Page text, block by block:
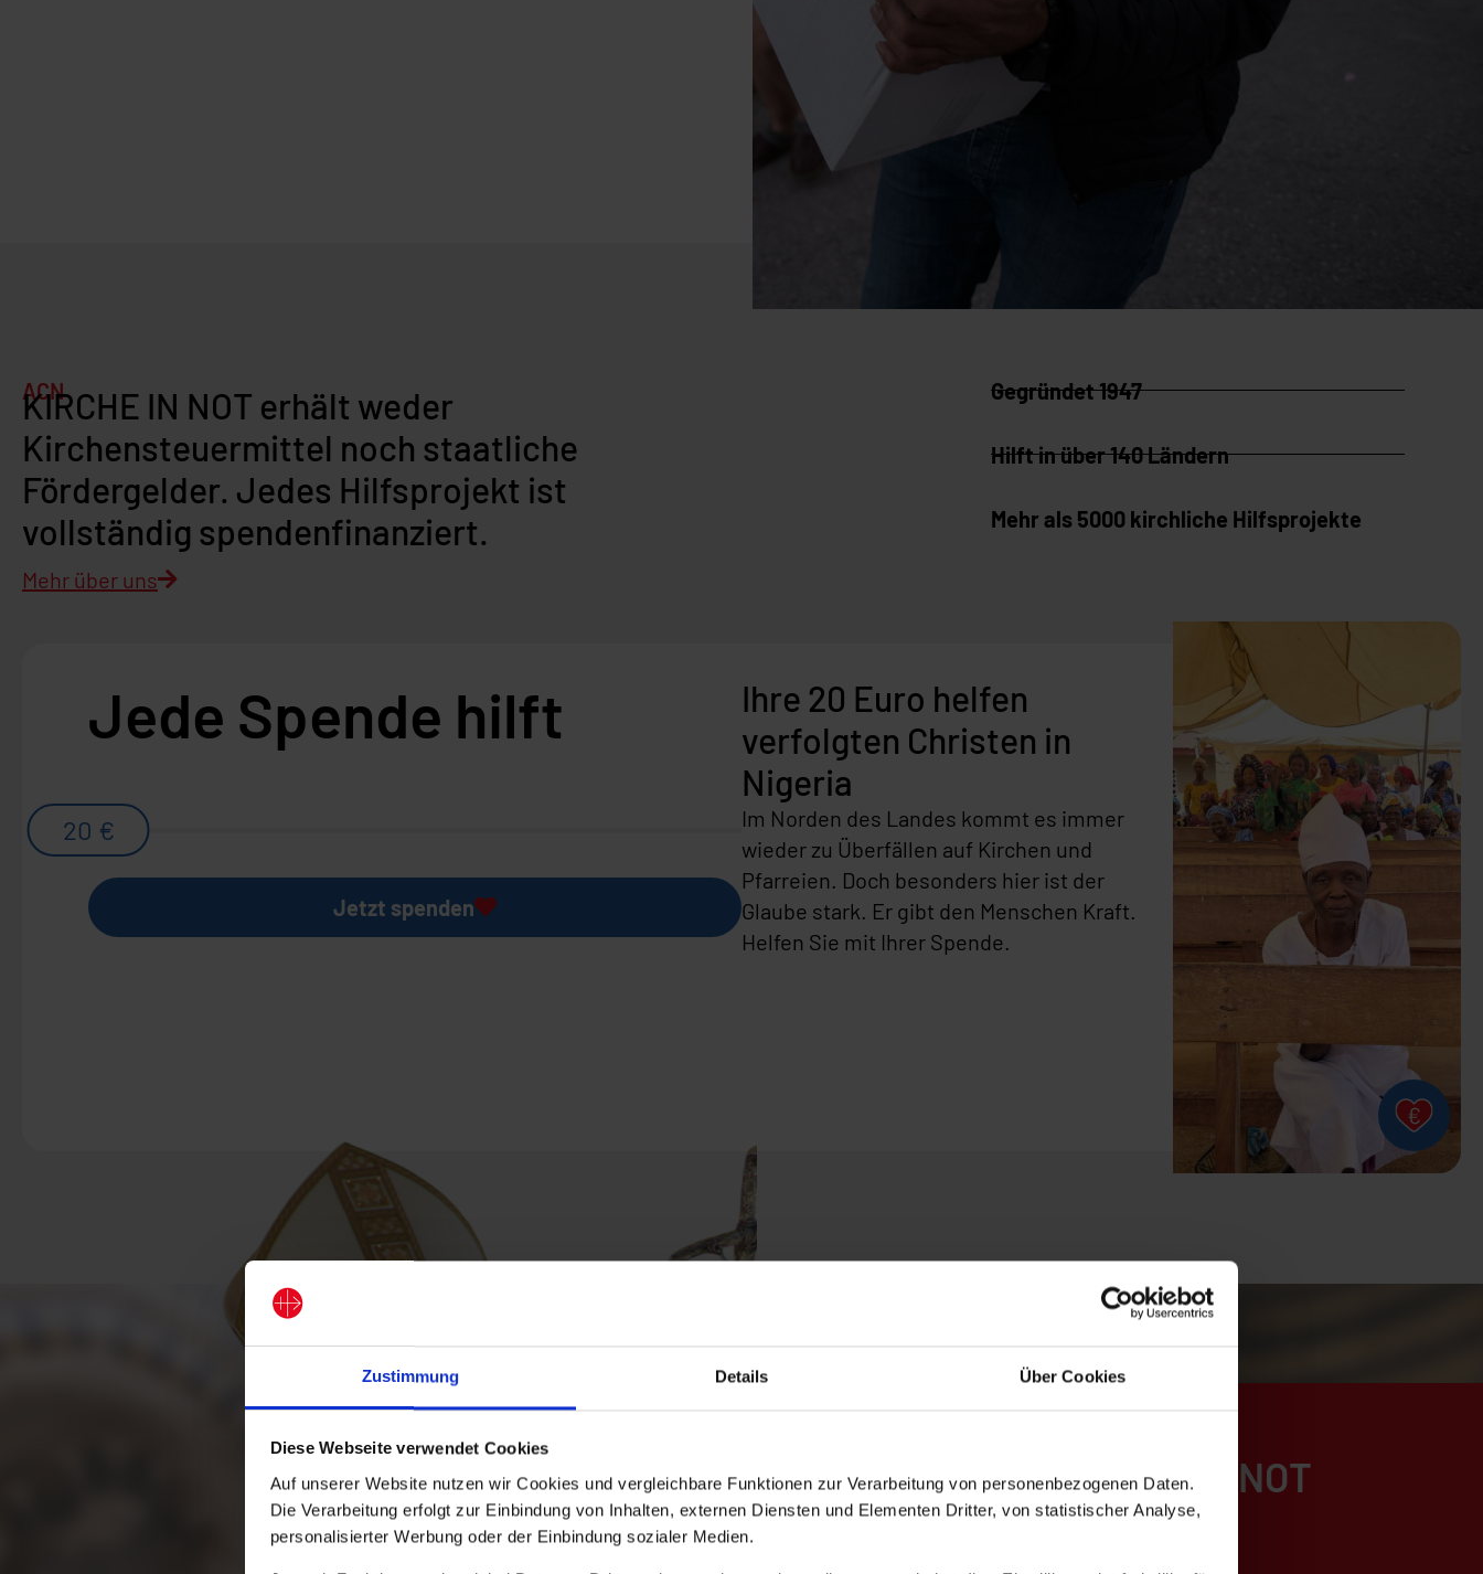
Zustimmung Details Über Cookies
Diese Webseite verwendet Cookies
Auf unserer Website nutzen wir Cookies und vergleichbare Funktionen zur Verarbeitung von personenbezogenen Daten.
Die Verarbeitung erfolgt zur Einbindung von Inhalten, externen Diensten und Elementen Dritter, von statistischer Analyse,
personalisierter Werbung oder der Einbindung sozialer Medien.
ACN
KIRCHE IN NOT erhält weder
Kirchensteuermittel noch staatliche
Fördergelder. Jedes Hilfsprojekt ist
vollständig spendenfinanziert.
Mehr über uns
Gegründet 1947
Hilft in über 140 Ländern
Mehr als 5000 kirchliche Hilfsprojekte
Jede Spende hilft
20 €
Jetzt spenden
Ihre 20 Euro helfen
verfolgten Christen in
Nigeria
Im Norden des Landes kommt es immer
wieder zu Überfällen auf Kirchen und
Pfarreien. Doch besonders hier ist der
Glaube stark. Er gibt den Menschen Kraft.
Helfen Sie mit Ihrer Spende.
Wo auch immer KIRCHE IN NOT
eine Kapelle baut,